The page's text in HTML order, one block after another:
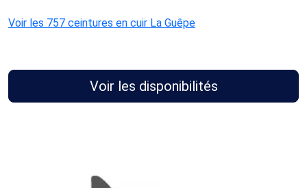
Voir les 757 ceintures en cuir La Guêpe
Voir les disponibilités